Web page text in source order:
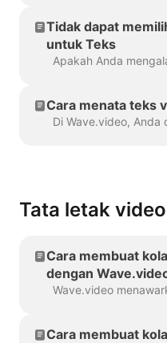
Tidak dapat
untuk Teks
Cara menata teks
Tata letak video
Cara membuat
dengan
Cara membuat